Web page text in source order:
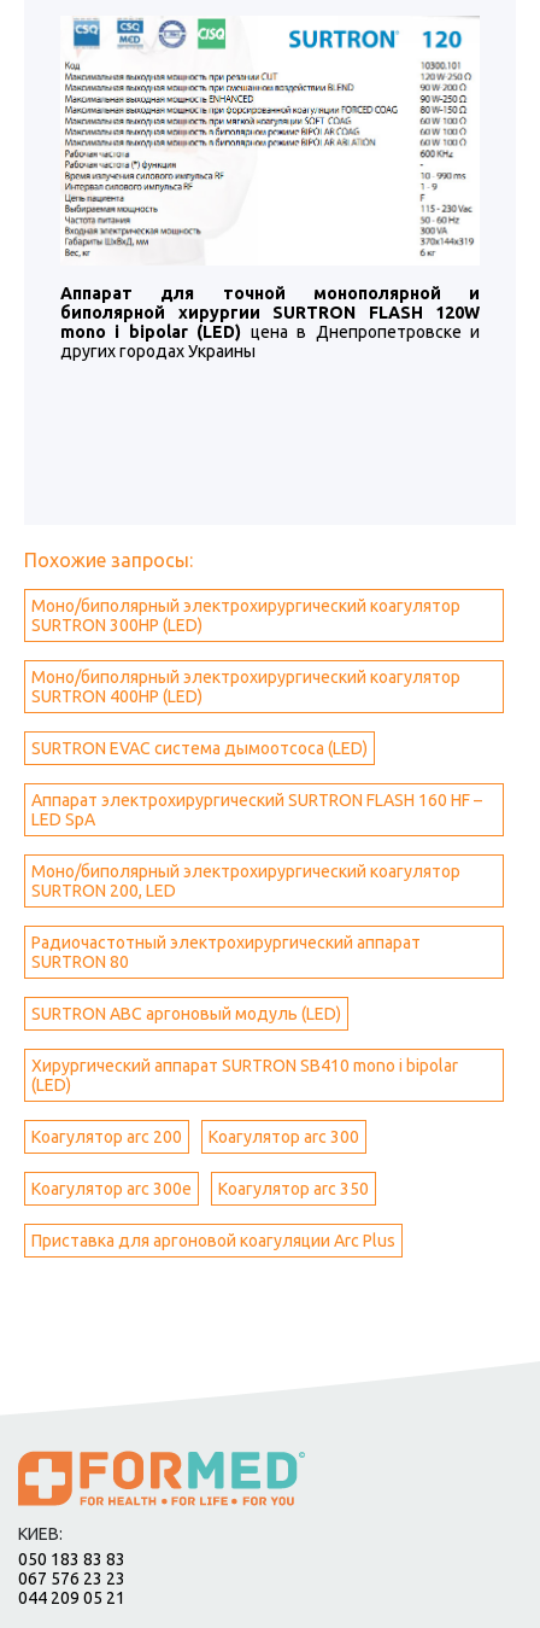
Аппарат для точной монополярной и
биполярной хирургии SURTRON FLASH 120W
mono i bipolar (LED) цена в Днепропетровске и
других городах Украины
Похожие запросы:
Моно/биполярный электрохирургический коагулятор
SURTRON 300HP (LED)
Моно/биполярный электрохирургический коагулятор
SURTRON 400HP (LED)
SURTRON EVAC система дымоотсоса (LED)
Аппарат электрохирургический SURTRON FLASH 160 HF –
LED SpA
Моно/биполярный электрохирургический коагулятор
SURTRON 200, LED
Радиочастотный электрохирургический аппарат
SURTRON 80
SURTRON ABC аргоновый модуль (LED)
Хирургический аппарат SURTRON SB410 mono i bipolar
(LED)
Коагулятор arc 200 Коагулятор arc 300
Коагулятор arc 300e Коагулятор arc 350
Приставка для аргоновой коагуляции Arc Plus
КИЕВ:
050 183 83 83
067 576 23 23
044 209 05 21